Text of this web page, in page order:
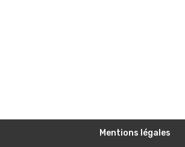
Mentions légales